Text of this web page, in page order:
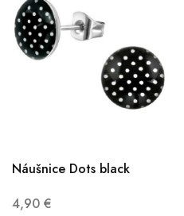
Náušnice Dots black
4,90 €